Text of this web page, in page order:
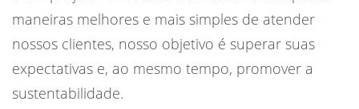
maneiras melhores e mais simples de atender
nossos clientes, nosso objetivo é superar suas
expectativas e, ao mesmo tempo, promover a
sustentabilidade.